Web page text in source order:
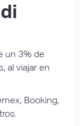
un 3% de
al viajar en
Booking,